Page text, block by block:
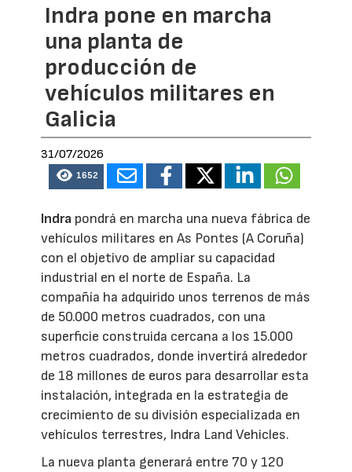
Indra pone en marcha
una planta de
producción de
vehículos militares en
Galicia
31/07/2026
1652
Indra pondrá en marcha una nueva fábrica de
vehículos militares en As Pontes (A Coruña)
con el objetivo de ampliar su capacidad
industrial en el norte de España. La
compañía ha adquirido unos terrenos de más
de 50.000 metros cuadrados, con una
superficie construida cercana a los 15.000
metros cuadrados, donde invertirá alrededor
de 18 millones de euros para desarrollar esta
instalación, integrada en la estrategia de
crecimiento de su división especializada en
vehículos terrestres, Indra Land Vehicles.
La nueva planta generará entre 70 y 120